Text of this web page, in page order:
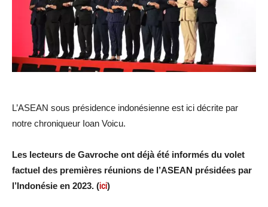
L’ASEAN sous présidence indonésienne est ici décrite par
notre chroniqueur Ioan Voicu.
Les lecteurs de Gavroche ont déjà été informés du volet
factuel des premières réunions de l’ASEAN présidées par
l’Indonésie en 2023. (ici)